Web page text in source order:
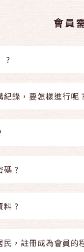
會員
?
錄，要怎樣進行呢 ?
碼 ?
料 ?
，註冊成為會員的